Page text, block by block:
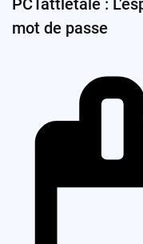
PCTattletale :
mot de passe